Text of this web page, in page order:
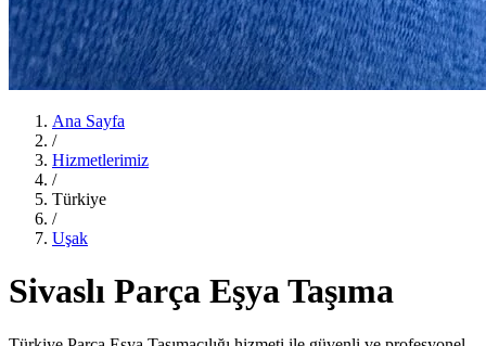
Ana Sayfa
/
Hizmetlerimiz
/
Türkiye
/
Uşak
Sivaslı Parça Eşya Taşıma